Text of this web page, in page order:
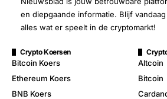
en diepgaande informatie. Blijf
alles wat er speelt in de cryptomarkt!
Crypto Koersen
Bitcoin Koers
Ethereum Koers
BNB Koers
Altcoin
Bitcoin